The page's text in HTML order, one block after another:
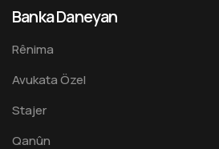
Banka Daneyan
Rênima
Avukata Özel
Stajer
Qanûn